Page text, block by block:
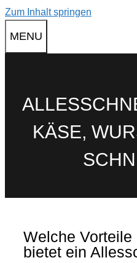
Zum Inhalt springen
MENU
KÄSE,
Welche
bietet ein